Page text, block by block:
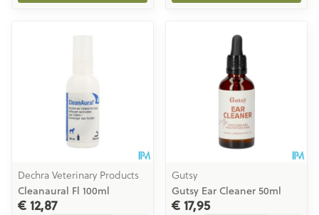
Dechra Veterinary Products
Cleanaural Fl 100ml
€ 12,87
Gutsy
Gutsy Ear Cleaner 50ml
€ 17,95